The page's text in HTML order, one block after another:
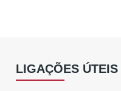
LIGAÇÕES ÚTEIS